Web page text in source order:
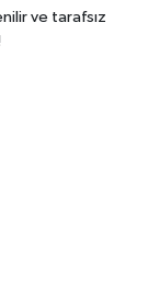
ve tarafsız